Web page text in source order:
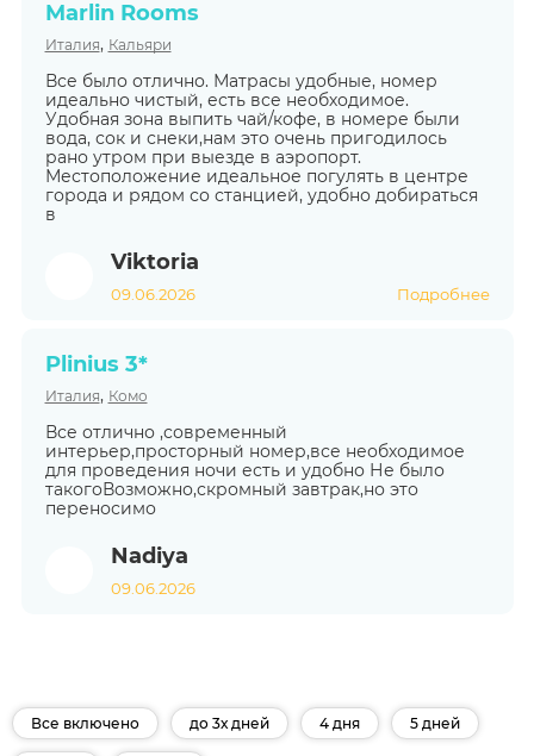
Marlin Rooms
Италия, Кальяри
Все было отлично. Матрасы удобные, номер
идеально чистый, есть все необходимое.
Удобная зона выпить чай/кофе, в номере были
вода, сок и снеки,нам это очень пригодилось
рано утром при выезде в аэропорт.
Местоположение идеальное погулять в центре
города и рядом со станцией, удобно добираться
в
Viktoria
09.06.2026 Подробнее
Plinius 3*
Италия, Комо
Все отлично ,современный
интерьер,просторный номер,все необходимое
для проведения ночи есть и удобно Не было
такогоВозможно,скромный завтрак,но это
переносимо
Nadiya
09.06.2026
Все включено до 3х дней 4 дня 5 дней